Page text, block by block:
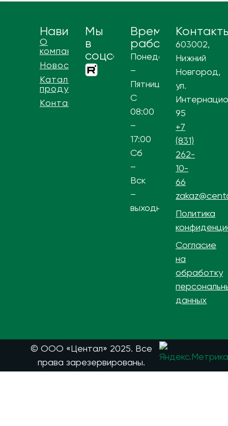
Навигация
О
компании
Новости
Каталог
продукции
Контакты
Мы
в
соцсетях
Время
работы
Понедельник
–
Пятница
С
08:00
–
17:00
Сб
–
Вск
–
выходной
603002,
Нижний
Новгород,
ул.
95
+7
(831)
262-
10-
66
Политика
Согласие
на
обработку
данных
© ООО «Центал» 2025. Все
права зарезервированы.